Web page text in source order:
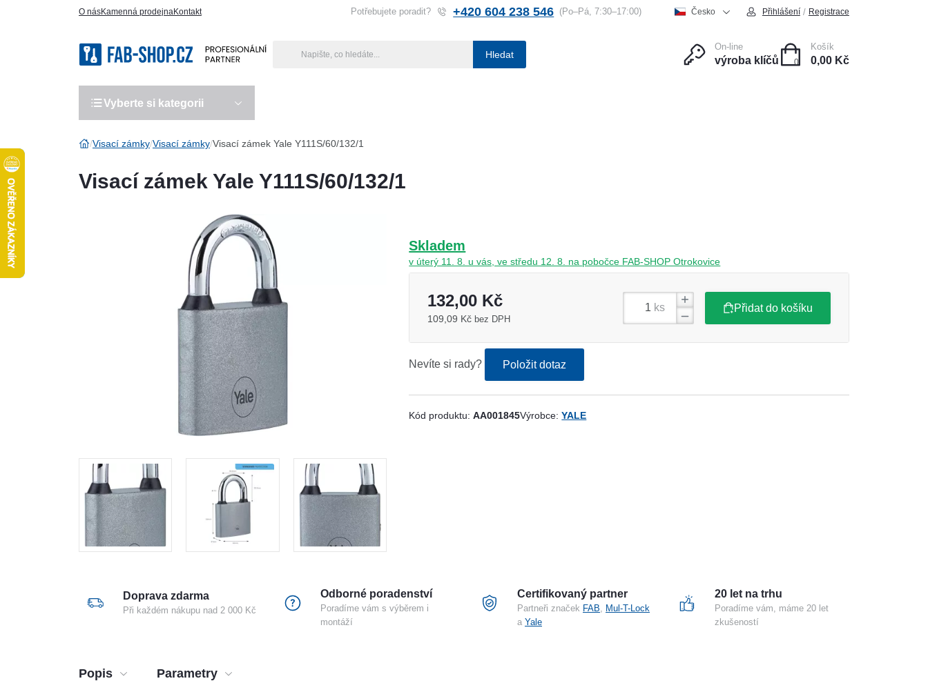
O násKamenná prodejnaKontakt Potřebujete poradit? +420 604 238 546 (Po–Pá, 7:30–17:00) Česko Přihlášení / Registrace
Hledat
On-line
výroba klíčů 0
Košík
0,00 Kč
Vyberte si kategorii
Visací zámky Visací zámky Visací zámek Yale Y111S/60/132/1
Visací zámek Yale Y111S/60/132/1
Skladem
v úterý 11. 8. u vás, ve středu 12. 8. na pobočce FAB-SHOP Otrokovice
132,00 Kč
109,09 Kč bez DPH
ks Přidat do košíku
Nevíte si rady? Položit dotaz
Kód produktu:AA001845Výrobce:YALE
Doprava zdarma
Při každém nákupu nad 2 000 Kč
Odborné poradenství
Poradíme vám s výběrem i
montáží
Certifikovaný partner
Partneři značek FAB
Mul-T-Lock
a Yale
20 let na trhu
Poradíme vám, máme 20 let
zkušeností
Popis Parametry